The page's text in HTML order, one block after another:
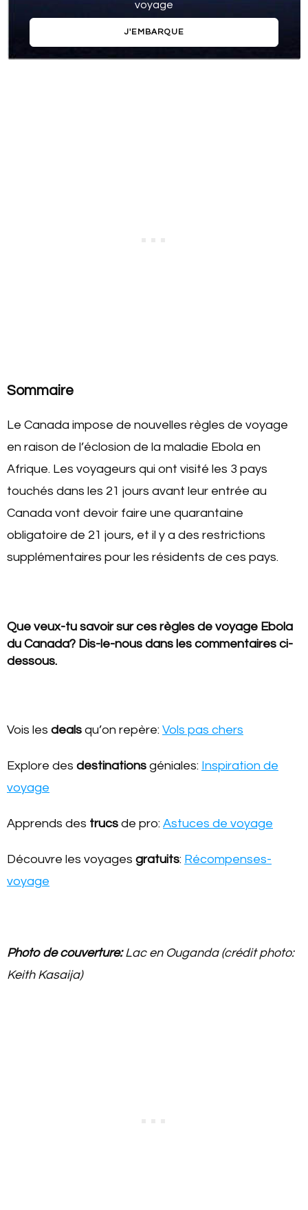
voyage
J'EMBARQUE
Sommaire
Le Canada impose de nouvelles règles de voyage
en raison de l’éclosion de la maladie Ebola en
Afrique. Les voyageurs qui ont visité les 3 pays
touchés dans les 21 jours avant leur entrée au
Canada vont devoir faire une quarantaine
obligatoire de 21 jours, et il y a des restrictions
supplémentaires pour les résidents de ces pays.
Que veux-tu savoir sur ces règles de voyage Ebola
du Canada? Dis-le-nous dans les commentaires ci-
dessous.
Vois les deals qu’on repère: Vols pas chers
Explore des destinations géniales: Inspiration de
voyage
Apprends des trucs de pro: Astuces de voyage
Découvre les voyages gratuits: Récompenses-
voyage
Photo de couverture:Lac en Ouganda (crédit photo:
Keith Kasaija)